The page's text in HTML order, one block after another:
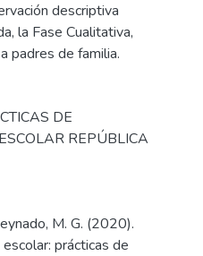
descriptiva
la Fase Cualitativa,
padres de familia.
DE
REPÚBLICA
M. G. (2020).
prácticas de